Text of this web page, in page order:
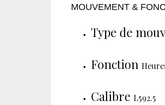
MOUVEMENT &
Type de
Fonction
Calibre L592.5